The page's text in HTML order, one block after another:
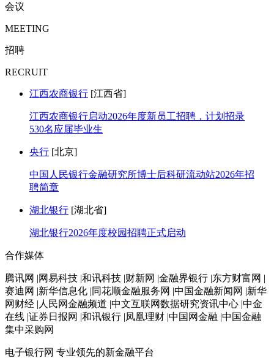
会议
MEETING
招聘
RECRUIT
江西农商银行 [江西省]
江西农商银行启动2026年度新员工招聘，计划招录
530名应届毕业生
央行 [北京]
中国人民银行金融研究所博士后科研流动站2026年招
聘简章
湖北银行 [湖北省]
湖北银行2026年度校园招聘正式启动
合作媒体
腾讯网 |网易科技 |和讯科技 |财新网 |金融界银行 |东方财富网 |
赛迪网 |新华信息化 |同花顺金融服务网 |中国金融新闻网 |新华
网财经 |人民网金融频道 |中文互联网数据研究资讯中心 |中金
在线 |证券日报网 |和讯银行 |凤凰理财 |中国网金融 |中国金融
集中采购网
电子银行网 专业领先的新金融平台